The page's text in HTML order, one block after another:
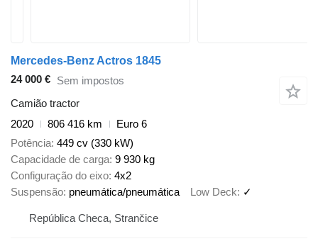
Mercedes-Benz Actros 1845
24 000 € Sem impostos
Camião tractor
2020
806 416 km
Euro 6
Potência 449 cv (330 kW)
Capacidade de carga 9 930 kg
Configuração do eixo 4x2
Suspensão pneumática/pneumática Low Deck ✓
República Checa, Strančice